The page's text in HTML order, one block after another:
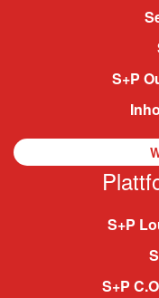
S+P
S+P
S+P